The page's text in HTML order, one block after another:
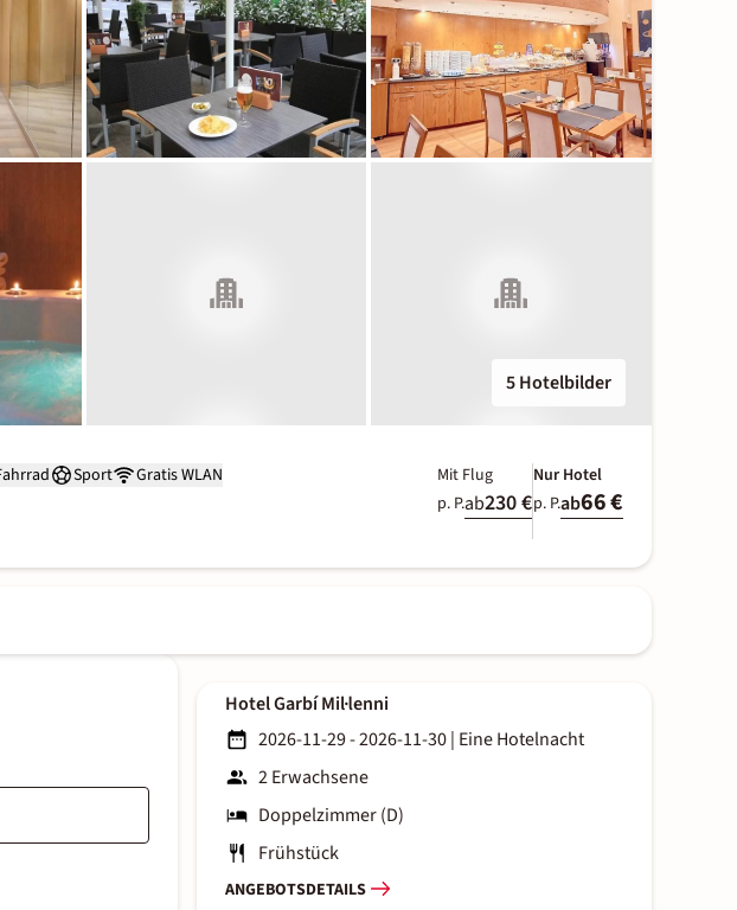
5 Hotelbilder
Sport Gratis WLAN
Mit Flug
p. P.ab230 €
Nur Hotel
p. P.ab66 €
Hotel Garbí Mil·lenni
2026-11-29 - 2026-11-30| Eine Hotelnacht
2 Erwachsene
Doppelzimmer (D)
Frühstück
ANGEBOTSDETAILS